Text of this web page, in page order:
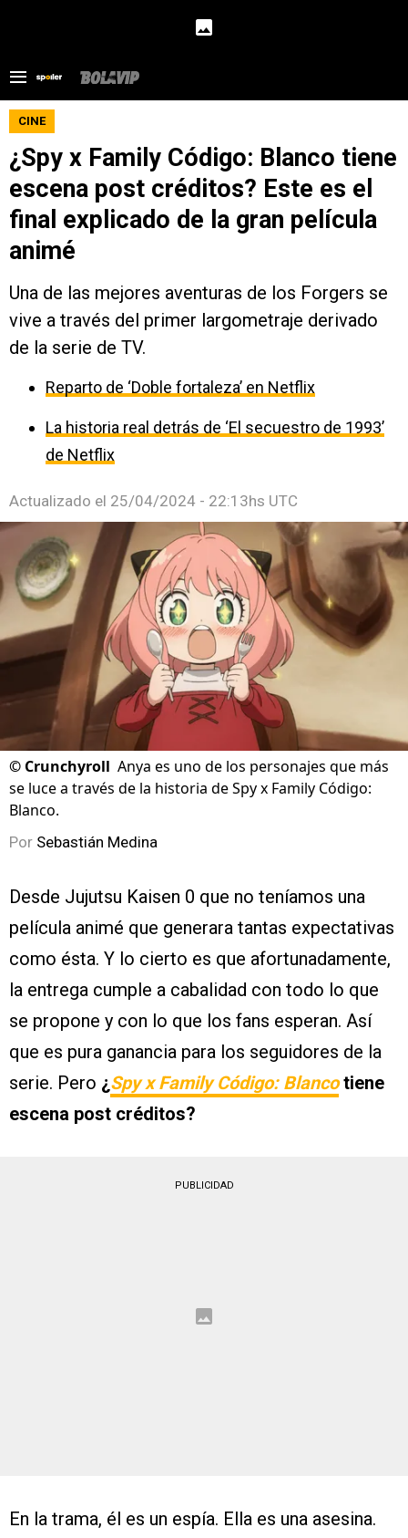
CINE
¿Spy x Family Código: Blanco tiene
escena post créditos? Este es el
final explicado de la gran película
animé
Una de las mejores aventuras de los Forgers se
vive a través del primer largometraje derivado
de la serie de TV.
Reparto de ‘Doble fortaleza’ en Netflix
La historia real detrás de ‘El secuestro de 1993’
de Netflix
Actualizado el 25/04/2024 - 22:13hs UTC
© Crunchyroll Anya es uno de los personajes que más
se luce a través de la historia de Spy x Family Código:
Blanco.
Por Sebastián Medina
Desde Jujutsu Kaisen 0 que no teníamos una
película animé que generara tantas expectativas
como ésta. Y lo cierto es que afortunadamente,
la entrega cumple a cabalidad con todo lo que
se propone y con lo que los fans esperan. Así
que es pura ganancia para los seguidores de la
serie. Pero ¿Spy x Family Código: Blancotiene
escena post créditos?
PUBLICIDAD
En la trama, él es un espía. Ella es una asesina.